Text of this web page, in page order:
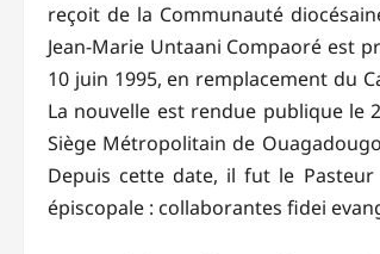
reçoit de la Communauté
Jean-Marie Untaani Compaoré est
10 juin 1995, en remplacement du
La nouvelle est rendue publique le
Siège Métropolitain de
Depuis cette date, il fut le Pasteur
épiscopale : collaborantes fidei